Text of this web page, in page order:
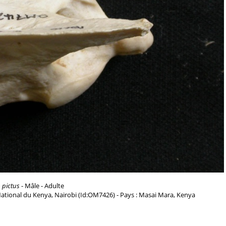
pictus- Mâle - Adulte
du Kenya, Nairobi (Id:OM7426) - Pays : Masai Mara, Kenya